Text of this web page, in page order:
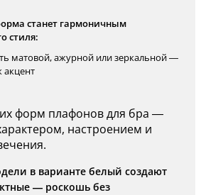
станет гармоничным
стиля:
матовой, ажурной или зеркальной —
акцент
форм плафонов для бра —
настроением и
в варианте белый создают
— роскошь без